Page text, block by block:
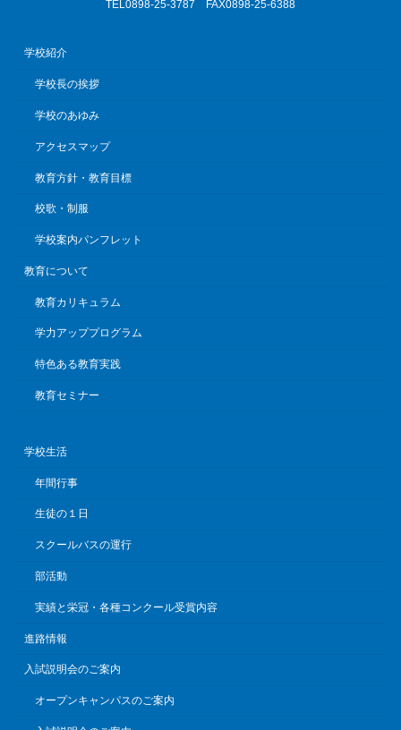
TEL0898-25-3787 FAX0898-25-6388
学校紹介
学校長の挨拶
学校のあゆみ
アクセスマップ
教育方針・教育目標
校歌・制服
学校案内パンフレット
教育について
教育カリキュラム
学力アッププログラム
特色ある教育実践
教育セミナー
学校生活
年間行事
生徒の１日
スクールバスの運行
部活動
実績と栄冠・各種コンクール受賞内容
進路情報
入試説明会のご案内
オープンキャンパスのご案内